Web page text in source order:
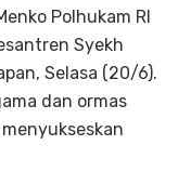
Polhukam RI
Syekh
Selasa (20/6).
dan ormas